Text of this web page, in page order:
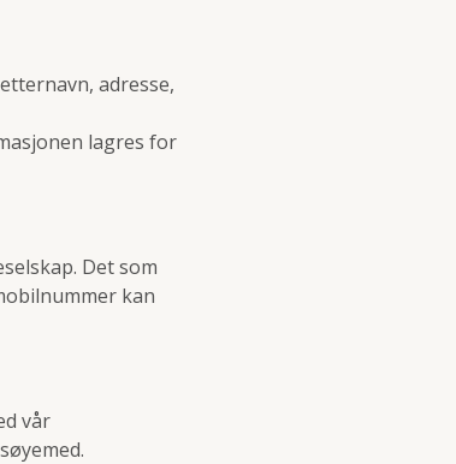
adresse,
lagres for
Det som
kan
vår